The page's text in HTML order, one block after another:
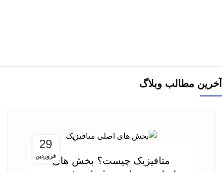
آخرین مطالب وبلاگ
29
فروردینمتافیزیک چیست؟ بخش های